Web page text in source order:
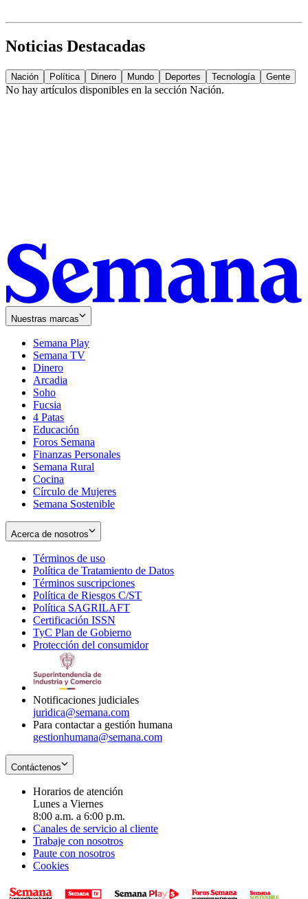
Noticias Destacadas
Nación Política Dinero Mundo Deportes Tecnología Gente
No hay artículos disponibles en la sección Nación.
Nuestras marcas
Semana Play
Semana TV
Dinero
Arcadia
Soho
in
new
window
Fucsia
in
new
window
4 Patas
Educación
Foros Semana
Finanzas Personales
Semana Rural
Cocina
Círculo de Mujeres
Semana Sostenible
Acerca de nosotros
Términos de uso
in
new
window
Política de Tratamiento de Datos
Términos suscripciones
in
Política de Riesgos C/ST
Política SAGRILAFT
new
window
Certificación ISSN
in
new
TyC Plan de Gobierno
in
Protección del consumidorOpens
Notificaciones judiciales
juridica@semana.com
Para contactar a gestión humana
gestionhumana@semana.com
Contáctenos
Horarios de atención
Lunes a Viernes
8:00 a.m. a 6:00 p.m.
Canales de servicio al cliente
Trabaje con nosotros
Paute con nosotros
Cookies